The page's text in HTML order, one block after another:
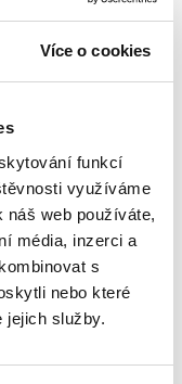
Více o cookies
funkcí
využíváme
náš web používáte,
média, inzerci a
s
nebo které
jejich služby.